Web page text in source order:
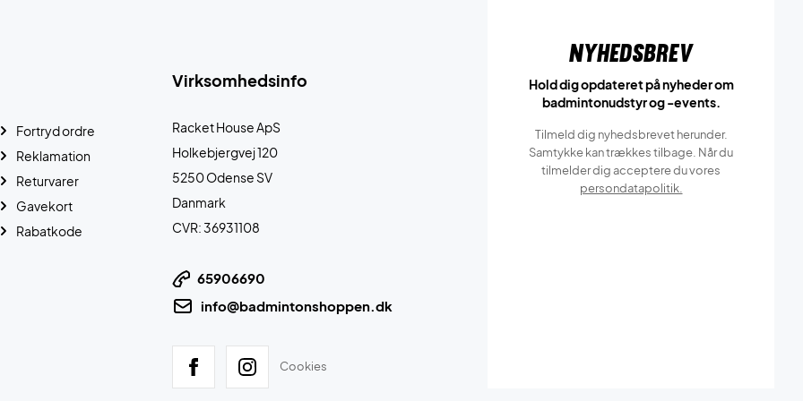
Virksomhedsinfo
Racket House ApS
Holkebjergvej 120
5250 Odense SV
Danmark
CVR: 36931108
65906690
info@badmintonshoppen.dk
Cookies
Fortryd ordre
Reklamation
Returvarer
Gavekort
Rabatkode
Nyhedsbrev
Hold dig opdateret på nyheder om
badmintonudstyr og -events.
Tilmeld dig nyhedsbrevet herunder.
Samtykke kan trækkes tilbage. Når du
tilmelder dig acceptere du vores
persondatapolitik.